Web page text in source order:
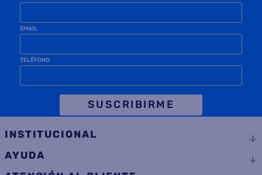
promociones y ofertas en D'RICCO.COM!
NOMBRE
EMAIL
SUSCRIBIRME
INSTITUCIONAL